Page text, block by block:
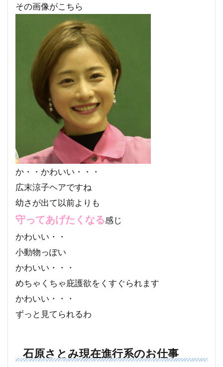
その画像がこちら
か・・かわいい・・・
広末涼子ヘアですね
幼さが出て以前よりも
守ってあげたくなる感じ
かわいい・・
小動物っぽい
かわいい・・・
めちゃくちゃ庇護欲をくすぐられます
かわいい・・・
ずっと見てられるわ
石原さとみ現在進行系のお仕事